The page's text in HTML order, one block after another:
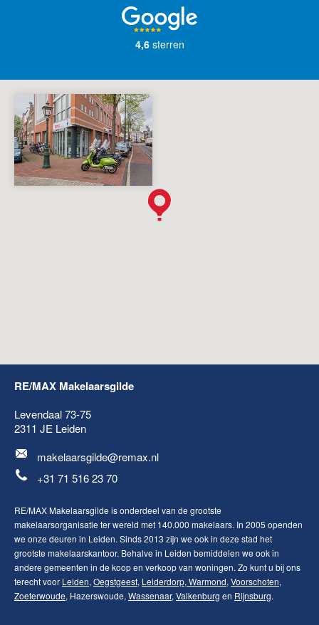
4,6sterren
RE/MAX Makelaarsgilde
Levendaal 73-75
2311 JE Leiden
makelaarsgilde@remax.nl
+31 71 516 23 70
RE/MAX Makelaarsgilde is onderdeel van de grootste
makelaarsorganisatie ter wereld met 140.000 makelaars. In 2005 openden
we onze deuren in Leiden. Sinds 2013 zijn we ook in deze stad het
grootste makelaarskantoor. Behalve in Leiden bemiddelen we ook in
andere gemeenten in de koop en verkoop van woningen. Zo kunt u bij ons
terecht voor Leiden, Oegstgeest, Leiderdorp, Warmond, Voorschoten,
Zoeterwoude, Hazerswoude, Wassenaar, Valkenburg en Rijnsburg.